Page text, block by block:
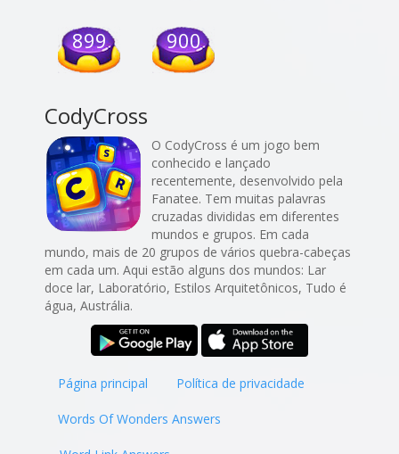
899 900
CodyCross
O CodyCross é um jogo bem
conhecido e lançado
recentemente, desenvolvido pela
Fanatee. Tem muitas palavras
cruzadas divididas em diferentes
mundos e grupos. Em cada
mundo, mais de 20 grupos de vários quebra-cabeças
em cada um. Aqui estão alguns dos mundos: Lar
doce lar, Laboratório, Estilos Arquitetônicos, Tudo é
água, Austrália.
Página principal Política de privacidade
Words Of Wonders Answers